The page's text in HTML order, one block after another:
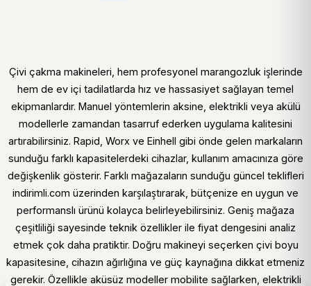
Çivi çakma makineleri, hem profesyonel marangozluk işlerinde
hem de ev içi tadilatlarda hız ve hassasiyet sağlayan temel
ekipmanlardır. Manuel yöntemlerin aksine, elektrikli veya akülü
modellerle zamandan tasarruf ederken uygulama kalitesini
artırabilirsiniz. Rapid, Worx ve Einhell gibi önde gelen markaların
sunduğu farklı kapasitelerdeki cihazlar, kullanım amacınıza göre
değişkenlik gösterir. Farklı mağazaların sunduğu güncel teklifleri
indirimli.com üzerinden karşılaştırarak, bütçenize en uygun ve
performanslı ürünü kolayca belirleyebilirsiniz. Geniş mağaza
çeşitliliği sayesinde teknik özellikler ile fiyat dengesini analiz
etmek çok daha pratiktir. Doğru makineyi seçerken çivi boyu
kapasitesine, cihazın ağırlığına ve güç kaynağına dikkat etmeniz
gerekir. Özellikle aküsüz modeller mobilite sağlarken, elektrikli